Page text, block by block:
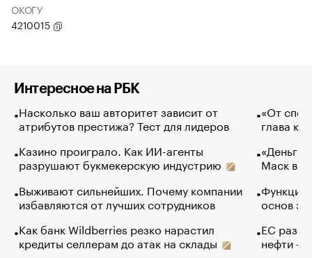
ОКОГУ
4210015
Интересное на РБК
Насколько ваш авторитет зависит от
атрибутов престижа? Тест для лидеров
Казино проиграло. Как ИИ-агенты
разрушают букмекерскую индустрию
Выживают сильнейших. Почему компании
избавляются от лучших сотрудников
Как банк Wildberries резко нарастил
кредиты селлерам до атак на склады
«От
глава
«Деньги
Маск в
Функции
основ
ЕС
нефти —